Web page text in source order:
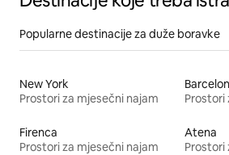
Popularne destinacije za duže boravke
New York
Prostori za mjesečni najam
Prostori
Firenca
Prostori za mjesečni najam
Atena
Prostori